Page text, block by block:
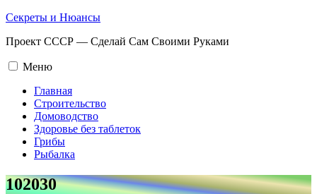
Промотать
содержимому.
Секреты и Нюансы
Проект СССР — Сделай Сам Своими Руками
Меню
Главная
Строительство
Домоводство
Здоровье без таблеток
Грибы
Рыбалка
102030